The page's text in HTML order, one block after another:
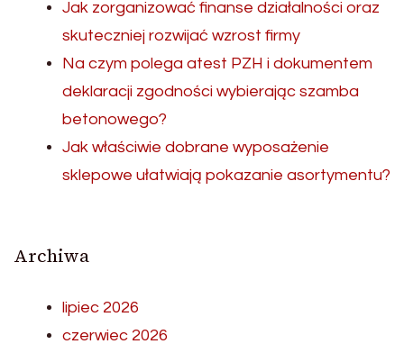
Jak zorganizować finanse działalności oraz
skuteczniej rozwijać wzrost firmy
Na czym polega atest PZH i dokumentem
deklaracji zgodności wybierając szamba
betonowego?
Jak właściwie dobrane wyposażenie
sklepowe ułatwiają pokazanie asortymentu?
Archiwa
lipiec 2026
czerwiec 2026